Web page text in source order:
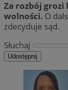
Za rozbój grozi
wolności. O
zdecyduje sąd.
Słuchaj
Udostępnij